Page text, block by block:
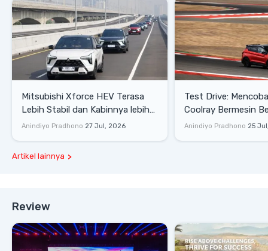
Mitsubishi Xforce HEV Terasa
Lebih Stabil dan Kabinnya lebih
Senyap
Anindiyo Pradhono 27 Jul, 2026
Test Drive: Mencoba Geely
Coolray Bermesin
di Sirkuit Mandalika
Anindiyo Pradhono 25
Artikel lainnya
Review